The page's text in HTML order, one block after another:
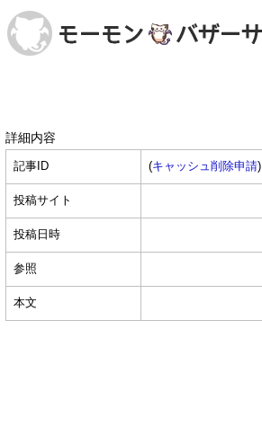
詳細内容
記事ID (キャッシュ削除申請)
投稿サイト
投稿日時
参照
本文